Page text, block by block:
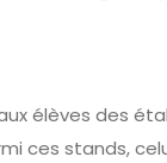
élèves des
ces stands,